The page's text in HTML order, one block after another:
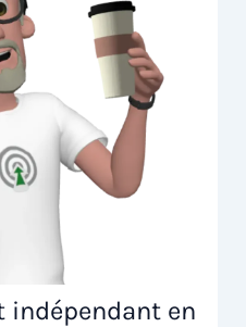
indépendant en